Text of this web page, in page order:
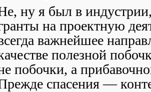
ну я был в
на проектную
важнейшее
полезной
побочки, а
спасения —